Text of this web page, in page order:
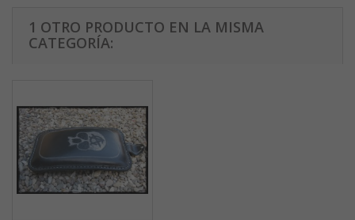
1 OTRO PRODUCTO EN LA MISMA
CATEGORÍA: